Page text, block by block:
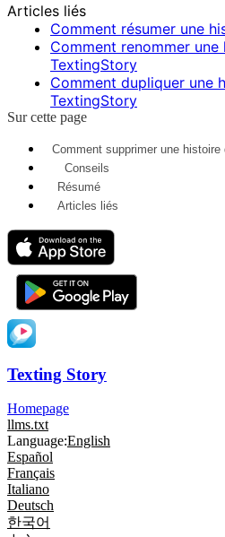
Articles liés
Comment résumer une
Comment renommer une
TextingStory
Comment dupliquer une
TextingStory
Sur cette page
Comment supprimer une
Conseils
Résumé
Articles liés
Texting Story
Homepage
llms.txt
Language:English
Español
Français
Italiano
Deutsch
한국어